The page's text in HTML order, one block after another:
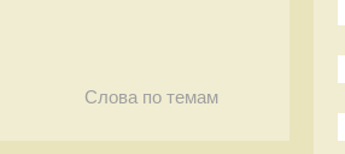
Слова по темам